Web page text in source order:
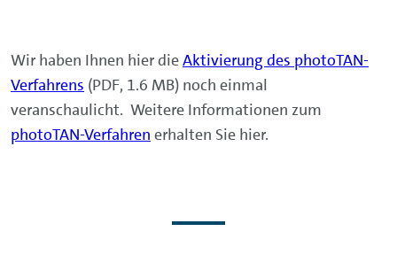
Wir haben Ihnen hier dieAktivierung des photoTAN-
Verfahrens (PDF, 1.6 MB) noch einmal
veranschaulicht. Weitere Informationen zum
photoTAN-Verfahren erhalten Sie hier.